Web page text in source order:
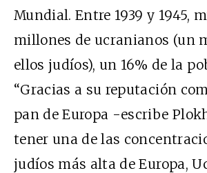
Mundial. Entre 1939 y 1945,
millones de ucranianos (un
ellos judíos), un 16% de la
“Gracias a su reputación
pan de Europa -escribe
tener una de las
judíos más alta de Europa,